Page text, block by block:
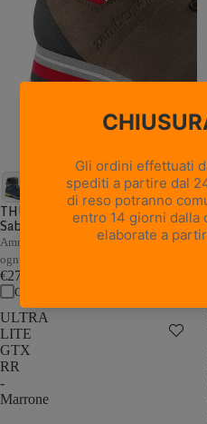
THUNDER GTX - Marrone /
Sabbia
Ammortizzazione e stabilità adattive a
ogni passo
€279,00
Confronta
ULTRA
LITE
GTX
RR
-
Marrone